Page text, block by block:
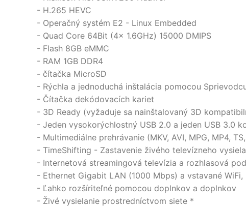
- H.265 HEVC
- Operačný systém E2 - Linux Embedded
- Quad Core 64Bit (4x 1.6GHz) 15000 DMIPS
- Flash 8GB eMMC
- RAM 1GB DDR4
- čítačka MicroSD
- Rýchla a jednoduchá inštalácia pomocou
- Čítačka dekódovacích kariet
- 3D Ready (vyžaduje sa nainštalovaný 3D
- Jeden vysokorýchlostný USB 2.0 a jeden USB 3.0
- Multimediálne prehrávanie (MKV, AVI, MPG, MP4,
- TimeShifting - Zastavenie živého televízneho
- Internetová streamingová televízia a rozhlasová
- Ethernet Gigabit LAN (1000 Mbps) a vstavané WiFi,
- Ľahko rozšíriteľné pomocou doplnkov a doplnkov
- Živé vysielanie prostredníctvom siete *